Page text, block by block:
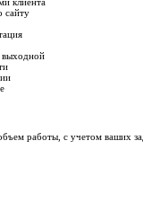
сайт? Нарисуем
админки
админки